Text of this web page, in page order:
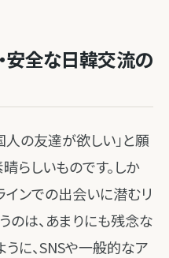
安全な日韓交流の
の友達が欲しい」と願
らしいものです。しか
インでの出会いに潜むリ
のは、あまりにも残念な
うに、SNSや一般的なア